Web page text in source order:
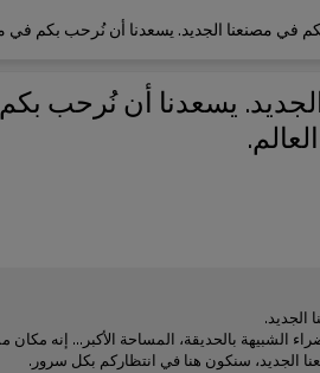
في مصنعنا الجديد. يسعدنا أن نُرحب بكم في
يسعدنا أن نُرحب
الجديد.
الشبيهة بالحديقة، المساحة الأكبر... إنه
الجديد، سنكون هنا في انتظاركم بكل سرور.